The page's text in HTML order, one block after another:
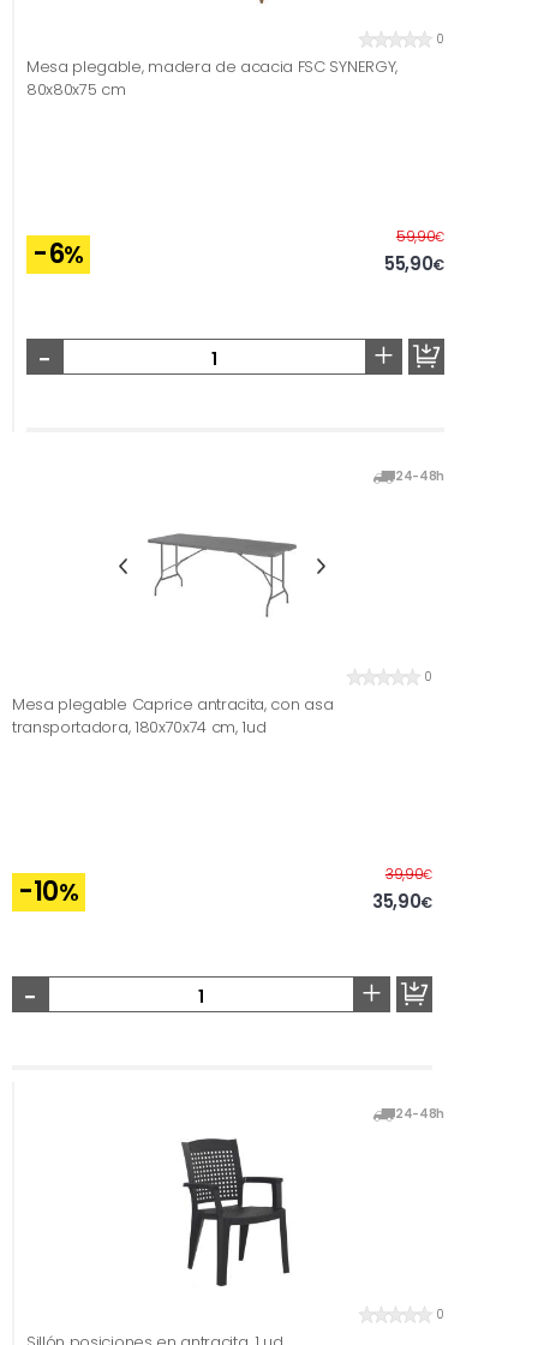
0
Mesa plegable, madera de acacia FSC SYNERGY,
80x80x75 cm
-6%
59,90€Before
55,90€
- +
24-48h
0
Mesa plegable Caprice antracita, con asa
transportadora, 180x70x74 cm, 1ud
-10%
39,90€Before
35,90€
- +
24-48h
0